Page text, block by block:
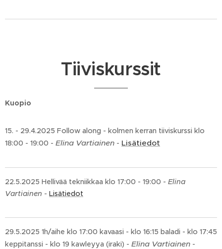
Tiiviskurssit
Kuopio
15. - 29.4.2025 Follow along - kolmen kerran tiiviskurssi klo
18:00 - 19:00 - Elina Vartiainen - Lisätiedot
22.5.2025 Hellivää tekniikkaa klo 17:00 - 19:00 - Elina
Vartiainen - Lisätiedot
29.5.2025 1h/aihe klo 17:00 kavaasi - klo 16:15 baladi - klo 17:45
keppitanssi - klo 19 kawleyya (iraki) - Elina Vartiainen -